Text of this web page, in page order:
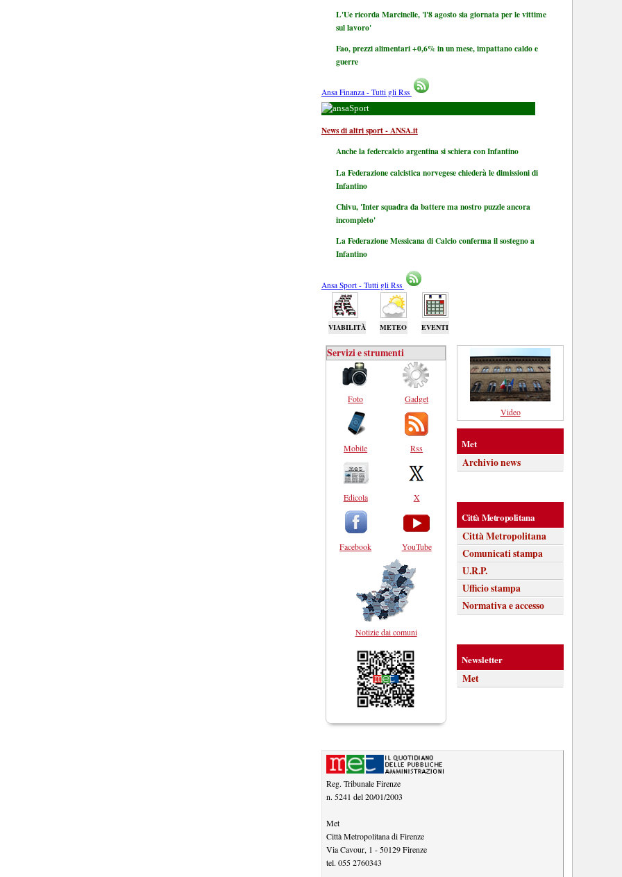
L'Ue ricorda Marcinelle, 'l'8 agosto sia giornata per le vittime
sul lavoro'
Fao, prezzi alimentari +0,6% in un mese, impattano caldo e
guerre
Ansa Finanza - Tutti gli Rss
Sport
News di altri sport - ANSA.it
Anche la federcalcio argentina si schiera con Infantino
La Federazione calcistica norvegese chiederà le dimissioni di
Infantino
Chivu, 'Inter squadra da battere ma nostro puzzle ancora
incompleto'
La Federazione Messicana di Calcio conferma il sostegno a
Infantino
Ansa Sport - Tutti gli Rss
VIABILITÀ METEO EVENTI
Servizi e strumenti
Foto
Mobile
Edicola
Facebook
Gadget
Rss
X
YouTube
Notizie dai comuni
Video
Met
Archivio news
Città Metropolitana
Città Metropolitana
Comunicati stampa
U.R.P.
Ufficio stampa
Normativa e accesso
Newsletter
Met
Reg. Tribunale Firenze
n. 5241 del 20/01/2003
Met
Città Metropolitana di Firenze
Via Cavour, 1 - 50129 Firenze
tel. 055 2760343